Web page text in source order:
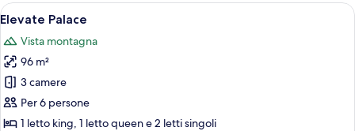
Apri
tutte
le
foto
per
Elevate
Palace
Un'ampia stanza con un grande
15
Elevate Palace
Vista montagna
96 m²
3 camere
Per 6 persone
1 letto king, 1 letto queen e 2 letti singoli